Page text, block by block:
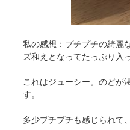
私の感想：プチプチの綺麗
ズ和えとなってたっぷり入
これはジューシー。のどが
す。
多少プチプチも感じられて